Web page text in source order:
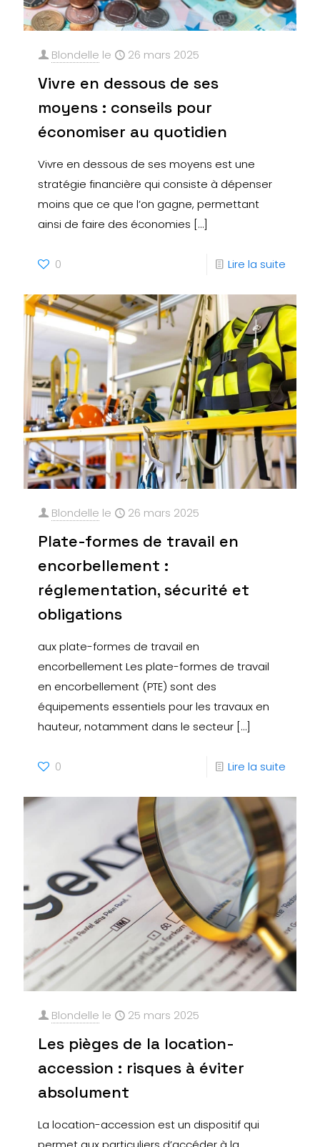
Blondelle le 26 mars 2025
Vivre en dessous de ses
moyens : conseils pour
économiser au quotidien
Vivre en dessous de ses moyens est une
stratégie financière qui consiste à dépenser
moins que ce que l’on gagne, permettant
ainsi de faire des économies […]
0 Lire la suite
Blondelle le 26 mars 2025
Plate-formes de travail en
encorbellement :
réglementation, sécurité et
obligations
aux plate-formes de travail en
encorbellement Les plate-formes de travail
en encorbellement (PTE) sont des
équipements essentiels pour les travaux en
hauteur, notamment dans le secteur […]
0 Lire la suite
Blondelle le 25 mars 2025
Les pièges de la location-
accession : risques à éviter
absolument
La location-accession est un dispositif qui